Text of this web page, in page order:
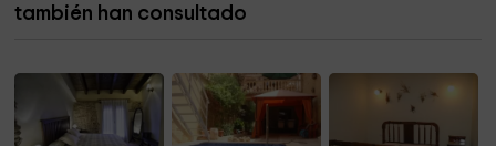
también han consultado